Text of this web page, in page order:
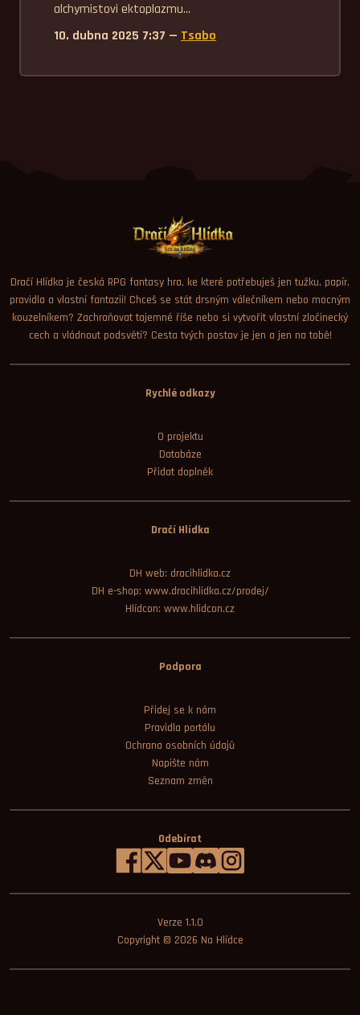
alchymistovi ektoplazmu...
10. dubna 2025 7:37 — Tsabo
Dračí Hlídka je česká RPG fantasy hra, ke které potřebuješ jen tužku, papír,
pravidla a vlastní fantazii! Chceš se stát drsným válečníkem nebo mocným
kouzelníkem? Zachraňovat tajemné říše nebo si vytvořit vlastní zločinecký
cech a vládnout podsvětí? Cesta tvých postav je jen a jen na tobě!
Rychlé odkazy
O projektu
Databáze
Přidat doplněk
Dračí Hlídka
DH web: dracihlidka.cz
DH e-shop: www.dracihlidka.cz/prodej/
Hlídcon: www.hlidcon.cz
Podpora
Přidej se k nám
Pravidla portálu
Ochrana osobních údajů
Napište nám
Seznam změn
Odebírat
Verze 1.1.0
Copyright © 2026 Na Hlídce